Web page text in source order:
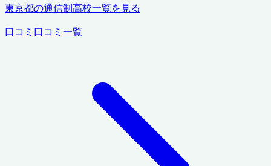
東京都の通信制高校一覧を見る
口コミ 口コミ一覧